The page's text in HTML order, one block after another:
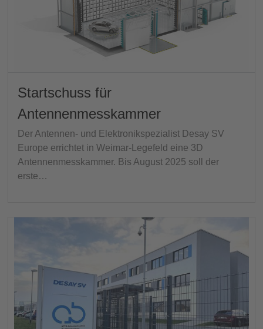
Startschuss für
Antennenmesskammer
Der Antennen- und Elektronikspezialist Desay SV
Europe errichtet in Weimar-Legefeld eine 3D
Antennenmesskammer. Bis August 2025 soll der
erste…